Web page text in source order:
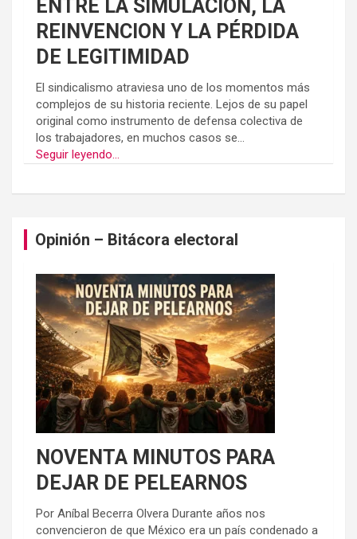
ENTRE LA SIMULACIÓN, LA
REINVENCION Y LA PÉRDIDA
DE LEGITIMIDAD
El sindicalismo atraviesa uno de los momentos más
complejos de su historia reciente. Lejos de su papel
original como instrumento de defensa colectiva de
los trabajadores, en muchos casos se...
Seguir leyendo...
Opinión – Bitácora electoral
NOVENTA MINUTOS PARA
DEJAR DE PELEARNOS
Por Aníbal Becerra Olvera Durante años nos
convencieron de que México era un país condenado a